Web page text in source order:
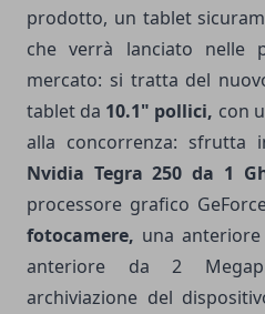
prodotto, un tablet
che verrà lanciato nelle
mercato: si tratta del
tablet da 10.1" pollici, con
alla concorrenza: sfrutta
Nvidia Tegra 250 da 1
processore grafico
fotocamere, una
anteriore da 2
archiviazione del